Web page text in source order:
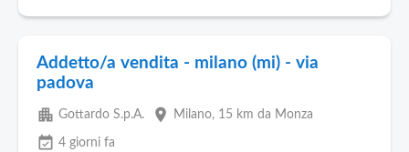
Addetto/a vendita - milano (mi) - via
padova
apartment Gottardo S.p.A. place Milano, 15 km da Monza
event_available 4 giorni fa